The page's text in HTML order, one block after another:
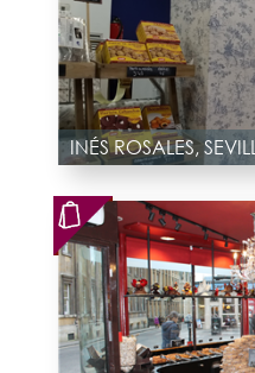
INÉS ROSALES,